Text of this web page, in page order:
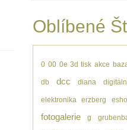
Oblíbené
0 00 0e 3d tisk akce
db dcc diana
elektronika erzberg
fotogalerie g